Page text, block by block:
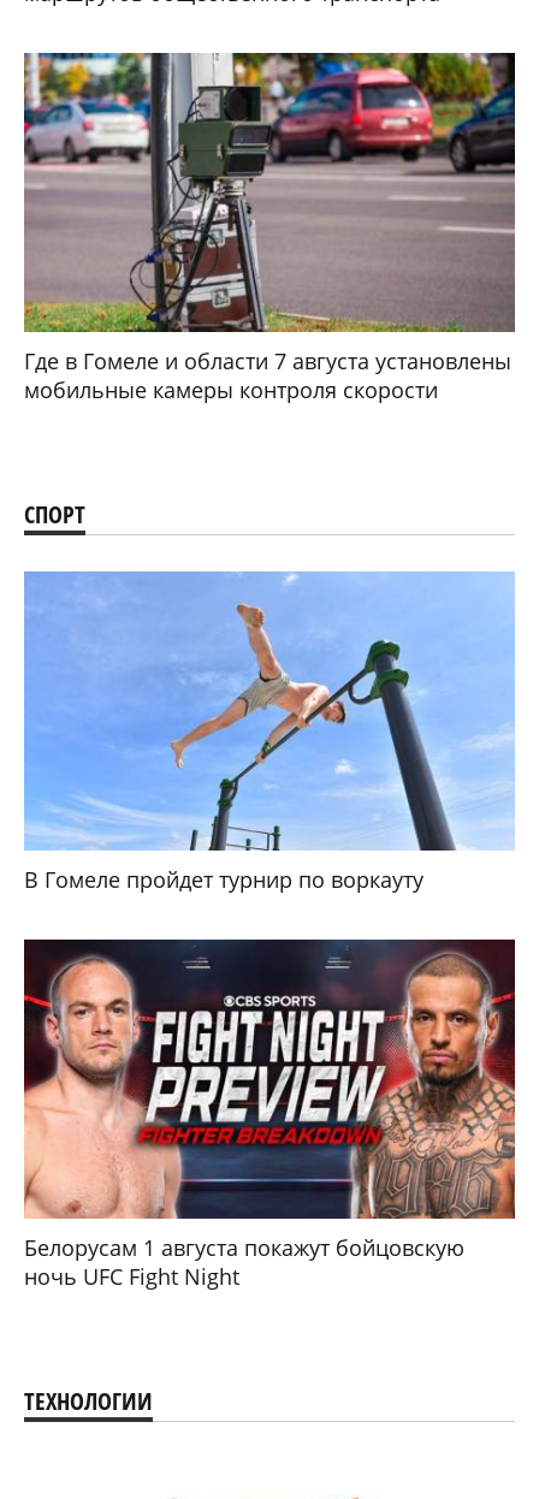
Где в Гомеле и области 7 августа установлены
мобильные камеры контроля скорости
СПОРТ
В Гомеле пройдет турнир по воркауту
Белорусам 1 августа покажут бойцовскую
ночь UFC Fight Night
ТЕХНОЛОГИИ